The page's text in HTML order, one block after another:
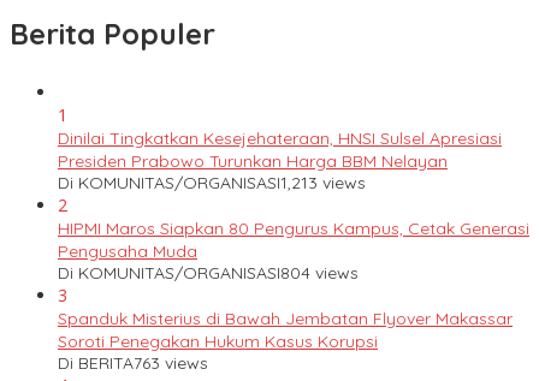
Berita Populer
1
Dinilai Tingkatkan Kesejehateraan, HNSI Sulsel Apresiasi
Presiden Prabowo Turunkan Harga BBM Nelayan
Di KOMUNITAS/ORGANISASI1,213 views
2
HIPMI Maros Siapkan 80 Pengurus Kampus, Cetak Generasi
Pengusaha Muda
Di KOMUNITAS/ORGANISASI804 views
3
Spanduk Misterius di Bawah Jembatan Flyover Makassar
Soroti Penegakan Hukum Kasus Korupsi
Di BERITA763 views